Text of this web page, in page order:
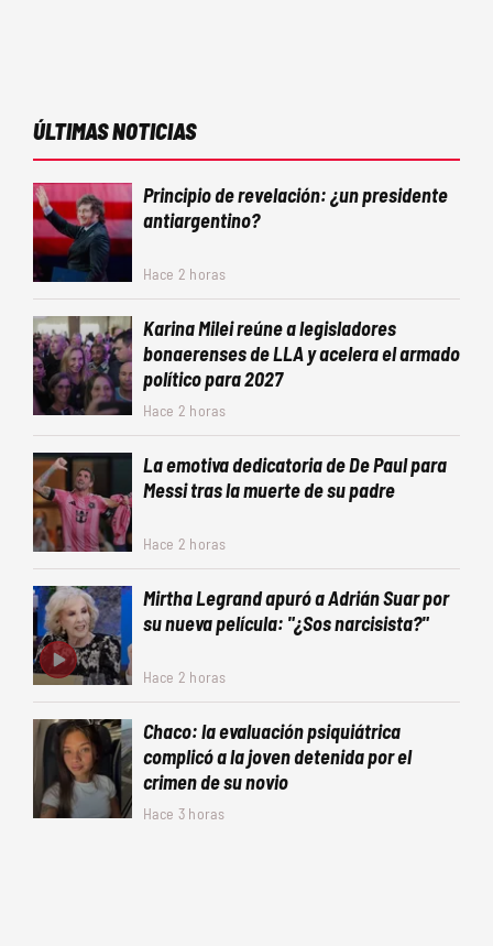
ÚLTIMAS NOTICIAS
Principio de revelación: ¿un presidente
antiargentino?
Hace 2 horas
Karina Milei reúne a legisladores
bonaerenses de LLA y acelera el armado
político para 2027
Hace 2 horas
La emotiva dedicatoria de De Paul para
Messi tras la muerte de su padre
Hace 2 horas
Mirtha Legrand apuró a Adrián Suar por
su nueva película: "¿Sos narcisista?"
Hace 2 horas
Chaco: la evaluación psiquiátrica
complicó a la joven detenida por el
crimen de su novio
Hace 3 horas